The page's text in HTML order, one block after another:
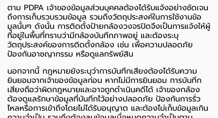
ตาม PDPA เจ้าของข้อมูลส่วนบุคคลต้องได้รับแจ้งอย่างชัดเจน
ถึงการเก็บรวบรวมข้อมูล รวมถึงวัตถุประสงค์ในการใช้งานข้อ
มูลนั้นๆ ดังนั้น การติดตั้งป้ายกล้องวงจรปิดจึงเป็นการแจ้งให้ผู้
ที่อยู่ในพื้นที่ทราบว่ามีกล้องบันทึกภาพอยู่ และต้องระบุ
วัตถุประสงค์ของการติดตั้งกล้อง เช่น เพื่อความปลอดภัย
ป้องกันอาชญากรรม หรือดูแลทรัพย์สิน
นอกจากนี้ กฎหมายยังระบุว่าการบันทึกเสียงต้องได้รับความ
ยินยอมจากเจ้าของข้อมูลก่อน หากไม่มีการยินยอม การบันทึก
เสียงถือว่าผิดกฎหมายและอาจถูกดำเนินคดีได้ เจ้าของกล้อง
ต้องดูแลรักษาข้อมูลที่บันทึกไว้อย่างปลอดภัย ป้องกันการรั่ว
ไหลหรือการเข้าถึงโดยไม่ได้รับอนุญาต และต้องไม่เก็บข้อมูลเกิน